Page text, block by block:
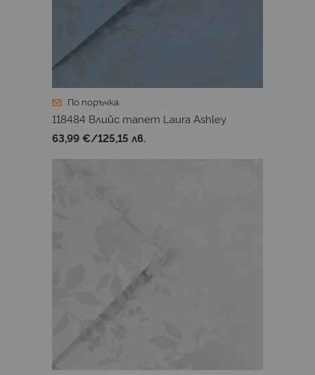
По поръчка
118484 Влийс тапет Laura Ashley
63,99 €/125,15 лв.